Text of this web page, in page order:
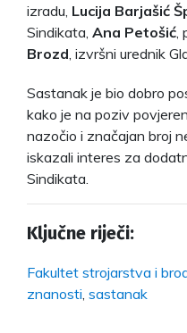
izradu, Lucija Barjašić
Sindikata, Ana Petošić,
Brozd, izvršni urednik
Sastanak je bio dobro
kako je na poziv
nazočio i značajan broj
iskazali interes za
Sindikata.
Ključne riječi:
Fakultet strojarstva i
znanosti, sastanak